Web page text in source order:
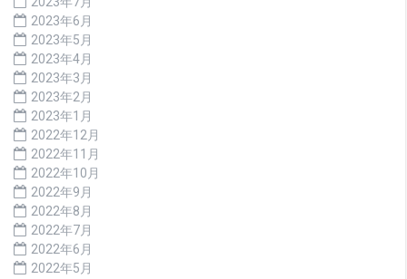
2023年6月
2023年5月
2023年4月
2023年3月
2023年2月
2023年1月
2022年12月
2022年11月
2022年10月
2022年9月
2022年8月
2022年7月
2022年6月
2022年5月